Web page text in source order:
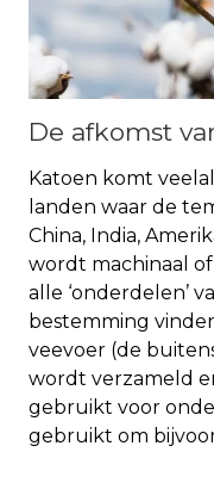
De afkomst
Katoen komt
landen waar de
China, India,
wordt machinaal
alle ‘onderdelen’
bestemming
veevoer (de
wordt verzameld
gebruikt voor
gebruikt om